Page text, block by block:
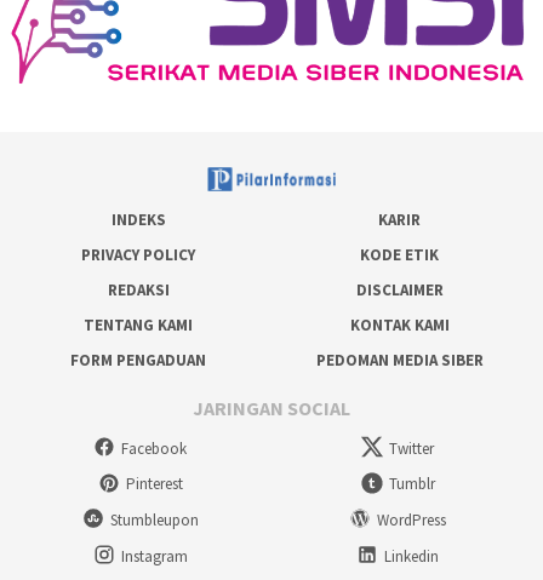
INDEKS
KARIR
PRIVACY POLICY
KODE ETIK
REDAKSI
DISCLAIMER
TENTANG KAMI
KONTAK KAMI
FORM PENGADUAN
PEDOMAN MEDIA SIBER
JARINGAN SOCIAL
Facebook
Twitter
Pinterest
Tumblr
Stumbleupon
WordPress
Instagram
Linkedin